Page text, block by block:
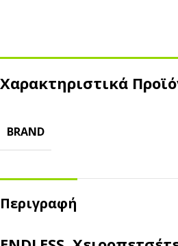
Χαρακτηριστικά
BRAND
Περιγραφή